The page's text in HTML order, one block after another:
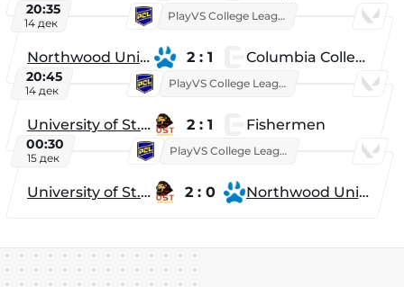
20:35
14 дек
PlayVS College League 2025: Fall
Northwood University 2 : 1 Columbia College
20:45
14 дек
PlayVS College League 2025: Fall
University of St. Thomas 2 : 1 Fishermen
00:30
15 дек
PlayVS College League 2025: Fall
University of St. Thomas 2 : 0 Northwood University